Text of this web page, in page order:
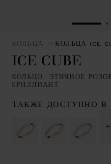
КОЛЬЦА КОЛЬЦА ICE
ICE CUBE
КОЛЬЦО, ЭТИЧНОЕ
БРИЛЛИАНТ
ТАКЖЕ ДОСТУПНО В